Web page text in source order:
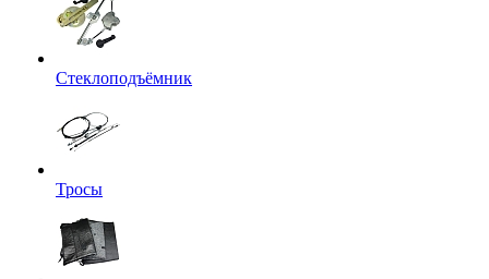
Стеклоподъёмник
Тросы